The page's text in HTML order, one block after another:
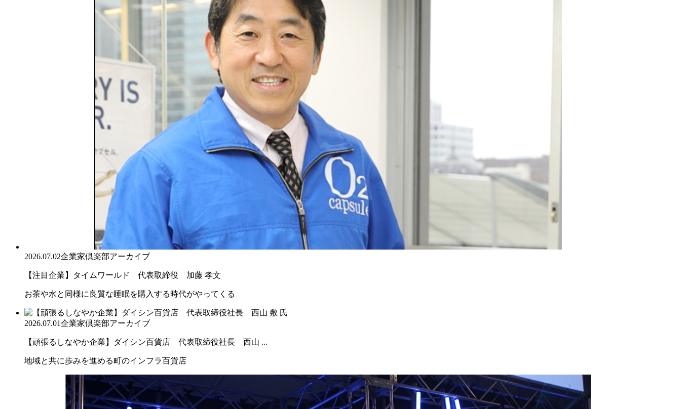
2026.07.02企業家倶楽部アーカイブ
【注目企業】タイムワールド 代表取締役 加藤 孝文
お茶や水と同様に良質な睡眠を購入する時代がやってくる
2026.07.01企業家倶楽部アーカイブ
【頑張るしなやか企業】ダイシン百貨店 代表取締役社長 西山 ...
地域と共に歩みを進める町のインフラ百貨店